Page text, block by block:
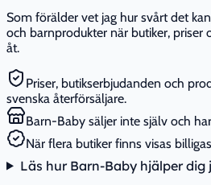
Som förälder vet jag hur svårt det
och barnprodukter när butiker, priser
åt.
Priser, butikserbjudanden och
svenska återförsäljare.
Barn-Baby säljer inte själv och
När flera butiker finns visas
Läs hur Barn-Baby hjälper